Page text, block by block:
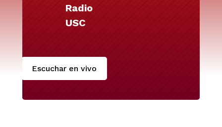
Radio
USC
Escuchar en vivo